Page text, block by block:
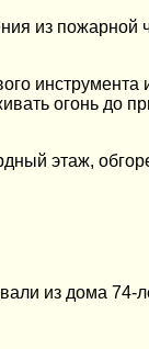
из пожарной
инструмента
огонь до
этаж,
из дома 74-